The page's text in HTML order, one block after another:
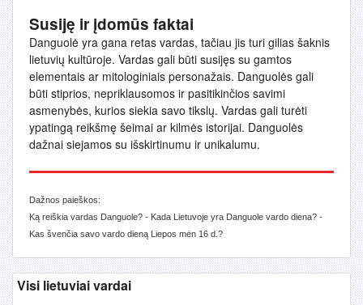
Susiję ir įdomūs faktai
Danguolė yra gana retas vardas, tačiau jis turi gilias šaknis
lietuvių kultūroje. Vardas gali būti susijęs su gamtos
elementais ar mitologiniais personažais. Danguolės gali
būti stiprios, nepriklausomos ir pasitikinčios savimi
asmenybės, kurios siekia savo tikslų. Vardas gali turėti
ypatingą reikšmę šeimai ar kilmės istorijai. Danguolės
dažnai siejamos su išskirtinumu ir unikalumu.
Dažnos paieškos:
Ką reiškia vardas Danguole? - Kada Lietuvoje yra Danguole vardo diena? -
Kas švenčia savo vardo dieną Liepos mėn 16 d.?
Visi lietuviai vardai